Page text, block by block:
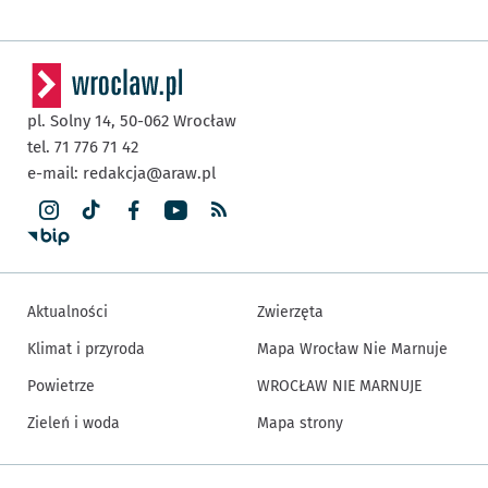
pl. Solny 14, 50-062 Wrocław
tel. 71 776 71 42
e-mail: redakcja@araw.pl
Aktualności
Klimat i przyroda
Powietrze
Zieleń i woda
Zwierzęta
Mapa Wrocław Nie Marnuje
WROCŁAW NIE MARNUJE
Mapa strony